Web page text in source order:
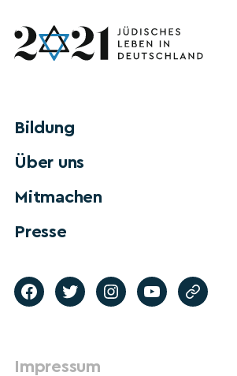
Bildung
Über uns
Mitmachen
Presse
Impressum